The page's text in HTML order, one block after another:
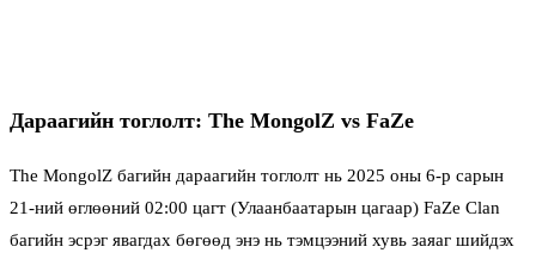
Дараагийн тоглолт: The MongolZ vs FaZe
The MongolZ багийн дараагийн тоглолт нь 2025 оны 6-р сарын
21-ний өглөөний 02:00 цагт (Улаанбаатарын цагаар) FaZe Clan
багийн эсрэг явагдах бөгөөд энэ нь тэмцээний хувь заяаг шийдэх